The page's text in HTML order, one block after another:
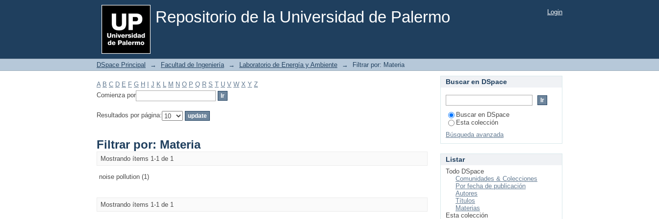
Repositorio de la Universidad de Palermo
Filtrar por: Materia Login
DSpace Principal → Facultad de Ingeniería → Laboratorio de Energía y Ambiente → Filtrar por: Materia
A B C D E F G H J K L M N O P Q R S T U V W X Y Z
Comienza por
Resultados por página:
Filtrar por: Materia
Mostrando ítems 1-1 de 1
noise pollution (1)
Mostrando ítems 1-1 de 1
Buscar en DSpace
Buscar en DSpace
Esta colección
Búsqueda avanzada
Listar
Todo DSpace
Comunidades & Colecciones
Por fecha de publicación
Autores
Títulos
Materias
Esta colección